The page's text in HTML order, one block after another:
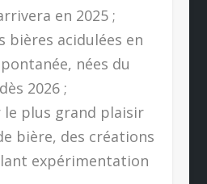
en 2025 ;
bières acidulées en
nées du
2026 ;
le plus grand plaisir
bière, des créations
expérimentation